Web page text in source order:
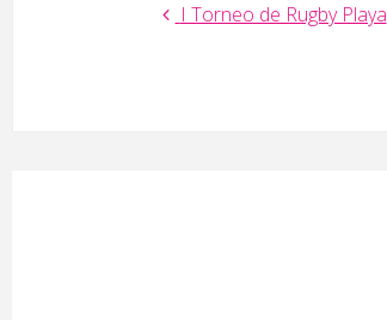
I Torneo de Rugby Playa